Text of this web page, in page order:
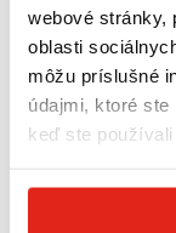
webové stránky,
oblasti
môžu príslušné
údajmi, ktoré
keď ste